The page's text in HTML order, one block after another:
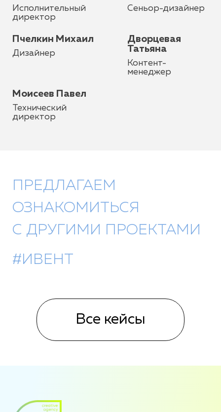
Исполнительный
директор
Сеньор-дизайнер
Пчелкин Михаил
Дизайнер
Дворцевая
Татьяна
Контент-
менеджер
Моисеев Павел
Технический
директор
ПРЕДЛАГАЕМ
ОЗНАКОМИТЬСЯ
С ДРУГИМИ ПРОЕКТАМИ
#ИВЕНТ
Все кейсы